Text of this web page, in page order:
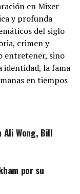
en Mixer
y profunda
del siglo
crimen y
entretener, sino
identidad, la fama
en tiempos
Wong, Bill
por su